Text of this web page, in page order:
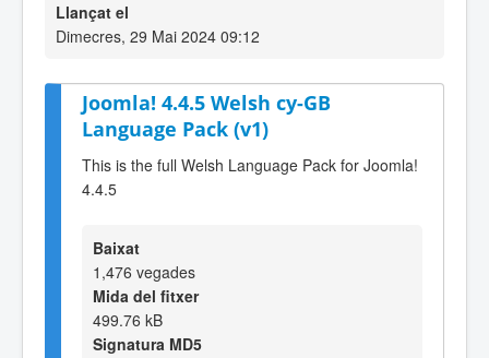
Llançat el
Dimecres, 29 Mai 2024 09:12
Joomla! 4.4.5 Welsh cy-GB
Language Pack (v1)
This is the full Welsh Language Pack for Joomla!
4.4.5
Baixat
1,476 vegades
Mida del fitxer
499.76 kB
Signatura MD5